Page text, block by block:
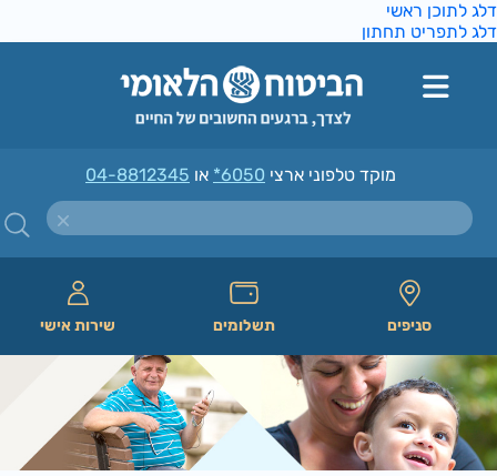
לתוכן ראשי
לתפריט תחתון
מוקד טלפוני ארצי*6050או04-8812345
סניפים תשלומים שירות אישי